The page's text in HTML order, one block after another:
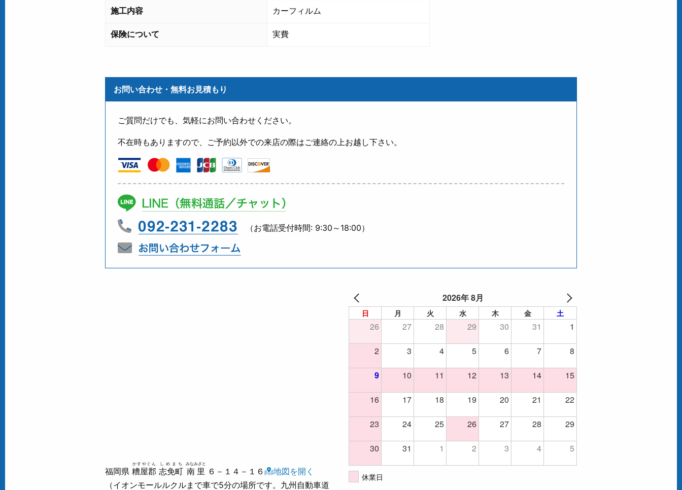
施工内容 カーフィルム
保険について 実費
お問い合わせ・無料お見積もり
ご質問だけでも、気軽にお問い合わせください。
不在時もありますので、ご予約以外での来店の際はご連絡の上お越し下さい。
（お電話受付時間: 9:30～18:00）
福岡県 糟屋郡
かすやぐん
志免町
しめまち
南里
みなみざと
６－１４－１６
地図を開く
（イオンモールルクルまで車で5分の場所です。九州自動車道
2026年 8月
日 月 火 水 木 金 土
26 27 28 29 30 31 1
2 3 4 5 6 7 8
9 10 11 12 13 14 15
16 17 18 19 20 21 22
23 24 25 26 27 28 29
30 31 1 2 3 4 5
休業日